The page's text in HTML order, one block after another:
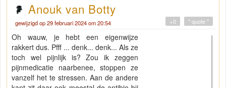
Anouk van Botty
gewijzigd op 29 februari 2024 om 20:54 " quote "
+0
Oh wauw, je hebt een eigenwijze
rakkert dus. Pfff ... denk... denk... Als ze
toch wel pijnlijk is? Zou ik zeggen
pijnmedicatie naarbenee, stoppen ze
vanzelf het te stressen. Aan de andere